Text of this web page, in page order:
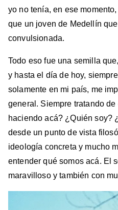
yo no tenía, en ese
que un joven de Medellín
convulsionada.
Todo eso fue una semilla
y hasta el día de hoy,
solamente en mi país, me
general. Siempre tratando
haciendo acá? ¿Quién soy?
desde un punto de vista
ideología concreta y mucho
entender qué somos acá. El
maravilloso y también con